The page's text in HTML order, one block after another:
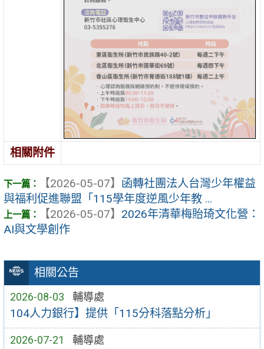
相關公告
2026-08-03 輔導處
104人力銀行】提供「115分科落點分析」
2026-07-21 輔導處
相關附件
【2026-05-07】 函轉社團法人台灣少年權益
與福利促進聯盟「115學年度逆風少年教 ...
【2026-05-07】 2026年清華梅貽琦文化營：
AI與文學創作